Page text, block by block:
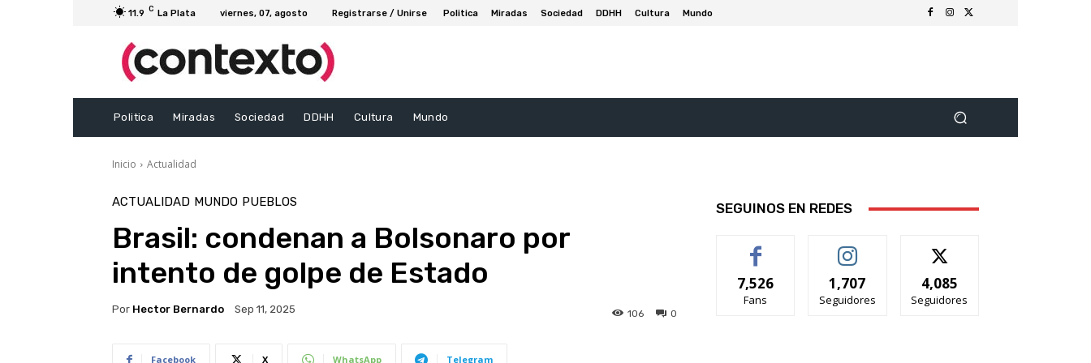
11.9 C La Plata viernes, 07, agosto Registrarse / Unirse Politica Miradas Sociedad DDHH Cultura Mundo
Politica Miradas Sociedad DDHH Cultura Mundo
Inicio Actualidad
ACTUALIDAD MUNDO PUEBLOS
Brasil: condenan a Bolsonaro por
intento de golpe de Estado
Por Hector Bernardo Sep 11, 2025 0
106
Facebook X WhatsApp Telegram
SEGUINOS EN REDES
7,526
Fans
1,707
Seguidores
4,085
Seguidores